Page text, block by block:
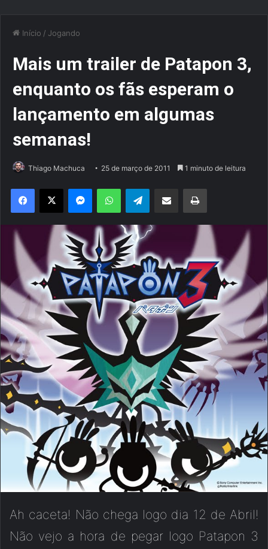
Início / Jogando
Mais um trailer de Patapon 3,
enquanto os fãs esperam o
lançamento em algumas
semanas!
Thiago Machuca 25 de março de 2011 1 minuto de leitura
Ah caceta! Não chega logo dia 12 de Abril!
Não vejo a hora de pegar logo Patapon 3